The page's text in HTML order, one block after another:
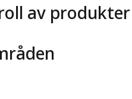
av produkter